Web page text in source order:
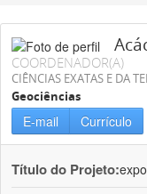
COORDENADOR(A)
CIÊNCIAS EXATAS E DA
Geociências
E-mail Currículo
Título do Projeto: